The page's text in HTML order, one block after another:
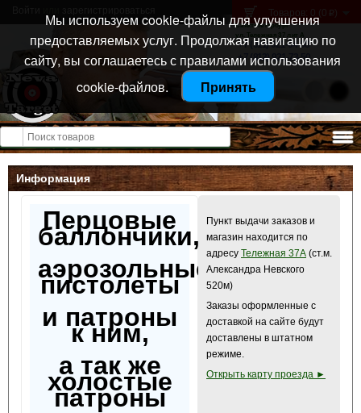
Санкт-Петербург
ул. Тележная 37 лит А
+7 (911) 021-04-08
+7 (812) 921-73-50
Товаров: 0 (0 p )
Открыть меню
Информация
Перцовые
баллончики,
аэрозольные
пистолеты
и патроны
к ним,
а так же
холостые
патроны
Пункт выдачи заказов и
магазин находится по
адресу Тележная 37А (ст.м.
Александра Невского
520м)
Заказы оформленные с
доставкой на сайте будут
доставлены в штатном
режиме.
Открыть карту проезда ►
Мы используем cookie-файлы для улучшения
предоставляемых услуг. Продолжая навигацию по
сайту, вы соглашаетесь с правилами использования
cookie-файлов.
Принять